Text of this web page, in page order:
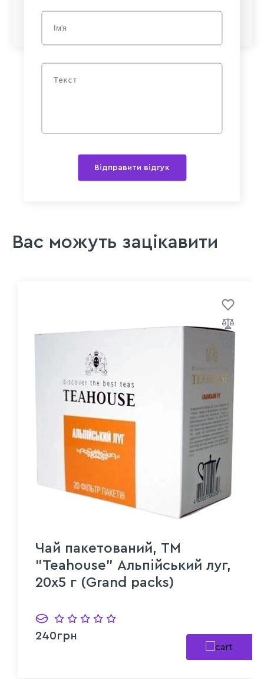
Відправити відгук
Вас можуть зацікавити
Чай пакетований, ТМ
"Teahouse" Альпійський луг,
20х5 г (Grand packs)
240грн